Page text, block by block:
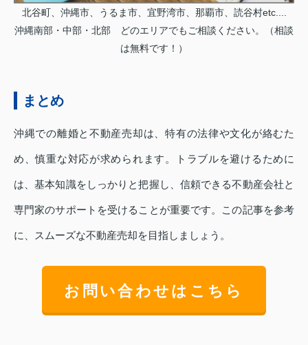
北谷町、沖縄市、うるま市、宜野湾市、那覇市、読谷村etc....
沖縄南部・中部・北部 どのエリアでもご相談ください。（相談
は無料です！）
まとめ
沖縄での離婚と不動産売却は、特有の法律や文化が絡むた
め、慎重な対応が求められます。トラブルを避けるために
は、基本知識をしっかりと把握し、信頼できる不動産会社と
専門家のサポートを受けることが重要です。この記事を参考
に、スムーズな不動産売却を目指しましょう。
お問い合わせはこちら